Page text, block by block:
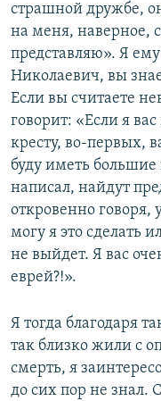
страшной дружбе,
на меня, наверное,
представляю». Я
Николаевич, вы
Если вы считаете
говорит: «Если я
кресту, во-первых,
буду иметь
написал, найдут
откровенно говоря,
могу я это сделать
не выйдет. Я вас
еврей?!».
Я тогда благодаря
так близко жили с
смерть, я
до сих пор не знал.